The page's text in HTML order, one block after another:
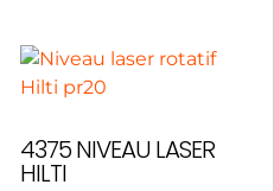
4375 NIVEAU LASER
HILTI